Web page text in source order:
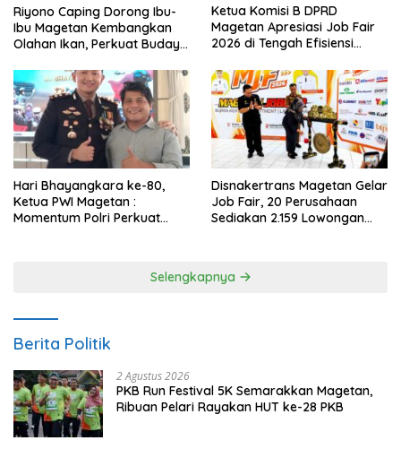
Riyono Caping Dorong Ibu-
Ibu Magetan Kembangkan
Olahan Ikan, Perkuat Budaya
Ketua Komisi B DPRD
Magetan Apresiasi Job Fair
2026 di Tengah Efisiensi
Hari Bhayangkara ke-80,
Ketua PWI Magetan :
Momentum Polri Perkuat
Disnakertrans Magetan Gelar
Job Fair, 20 Perusahaan
Sediakan 2.159 Lowongan
Selengkapnya
Berita Politik
2 Agustus 2026
PKB Run Festival 5K Semarakkan Magetan,
Ribuan Pelari Rayakan HUT ke-28 PKB